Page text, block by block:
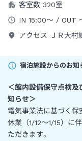
客室数 320室
IN 15:00～ / OUT
アクセス ＪＲ大
宿泊施設からのお知
＜館内設備保守点検及
知らせ＞
電気事業法に基づく保
休業（1/12～1/15）に
ただきます。